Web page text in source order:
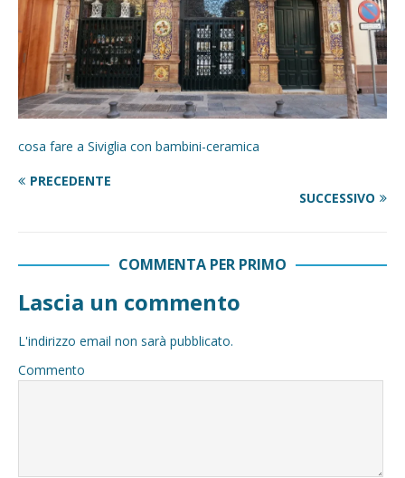
cosa fare a Siviglia con bambini-ceramica
PRECEDENTE
SUCCESSIVO
COMMENTA PER PRIMO
Lascia un commento
L'indirizzo email non sarà pubblicato.
Commento